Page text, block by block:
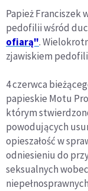
Papież Franciszek
pedofilii wśród
ofiarą".
zjawiskiem
4 czerwca
papieskie Motu
którym
powodujących
opieszałość w
odniesieniu do
seksualnych